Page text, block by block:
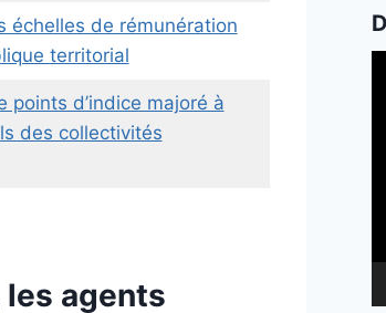
échelles de rémunération
territorial
d’indice majoré à
des collectivités
les agents